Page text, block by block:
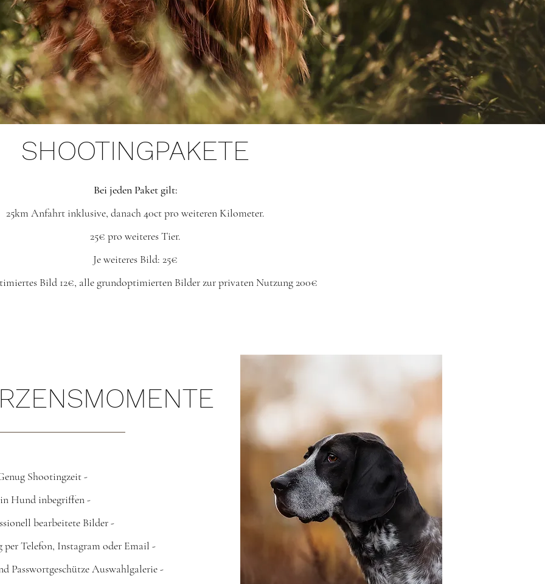
SHOOTINGPAKETE
Bei jeden Paket gilt:
25km Anfahrt inklusive, danach 40ct pro weiteren Kilometer.
25€ pro weiteres Tier.
Je weiteres Bild: 25€
Bild 12€, alle grundoptimierten Bilder zur privaten Nutzung 200€
Shootingzeit -
Hund inbegriffen -
bearbeitete Bilder -
Telefon, Instagram oder Email -
PasswortgeschützeAuswahlgalerie -